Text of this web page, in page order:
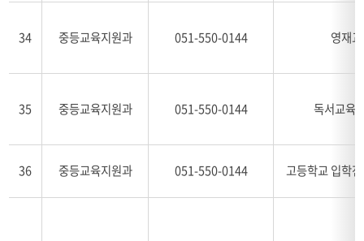
34 중등교육지원과 051-550-0144 영재
35 중등교육지원과 051-550-0144 독서교육
36 중등교육지원과 051-550-0144 고등학교 입학